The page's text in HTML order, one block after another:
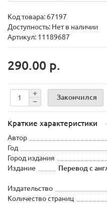
Код товара: 67197
Доступность: Нет в наличии
Артикул: 11189687
290.00 р.
Закончился
Краткие характеристики
Автор
Год
Город издания
Издание
Перевод с
Издательство
Количество страниц